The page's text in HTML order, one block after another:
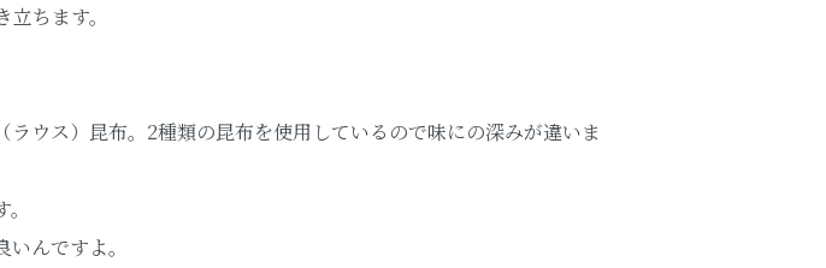
ちます。
ウス）昆布。2種類の昆布を使用しているので味にの深みが違いま
んですよ。